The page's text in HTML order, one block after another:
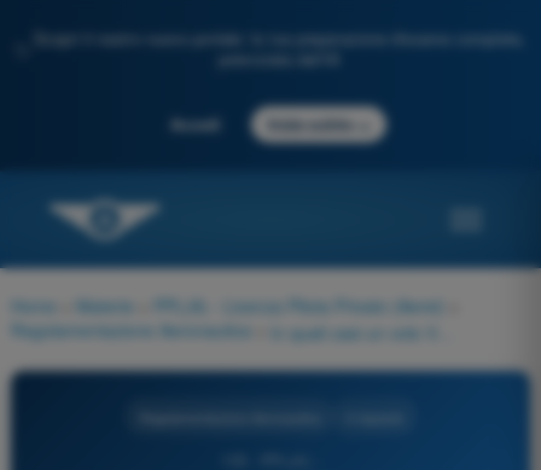
Scopri il nostro nuovo portale: la tua preparazione d'esame completa,
Accedi Inizia subito
Home Materie PPL(A) - Licenza Pilota Privato (Aerei)
Regolamentazione Aeronautica